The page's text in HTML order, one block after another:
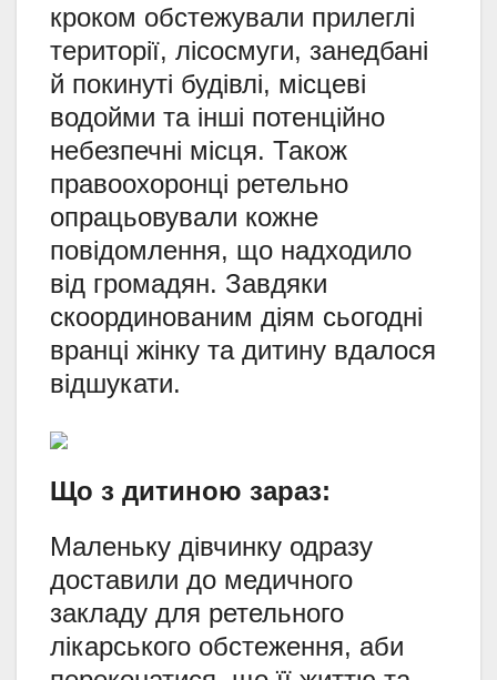
кроком обстежували прилеглі
території, лісосмуги, занедбані
й покинуті будівлі, місцеві
водойми та інші потенційно
небезпечні місця. Також
правоохоронці ретельно
опрацьовували кожне
повідомлення, що надходило
від громадян. Завдяки
скоординованим діям сьогодні
вранці жінку та дитину вдалося
відшукати.
Що з дитиною зараз:
Маленьку дівчинку одразу
доставили до медичного
закладу для ретельного
лікарського обстеження, аби